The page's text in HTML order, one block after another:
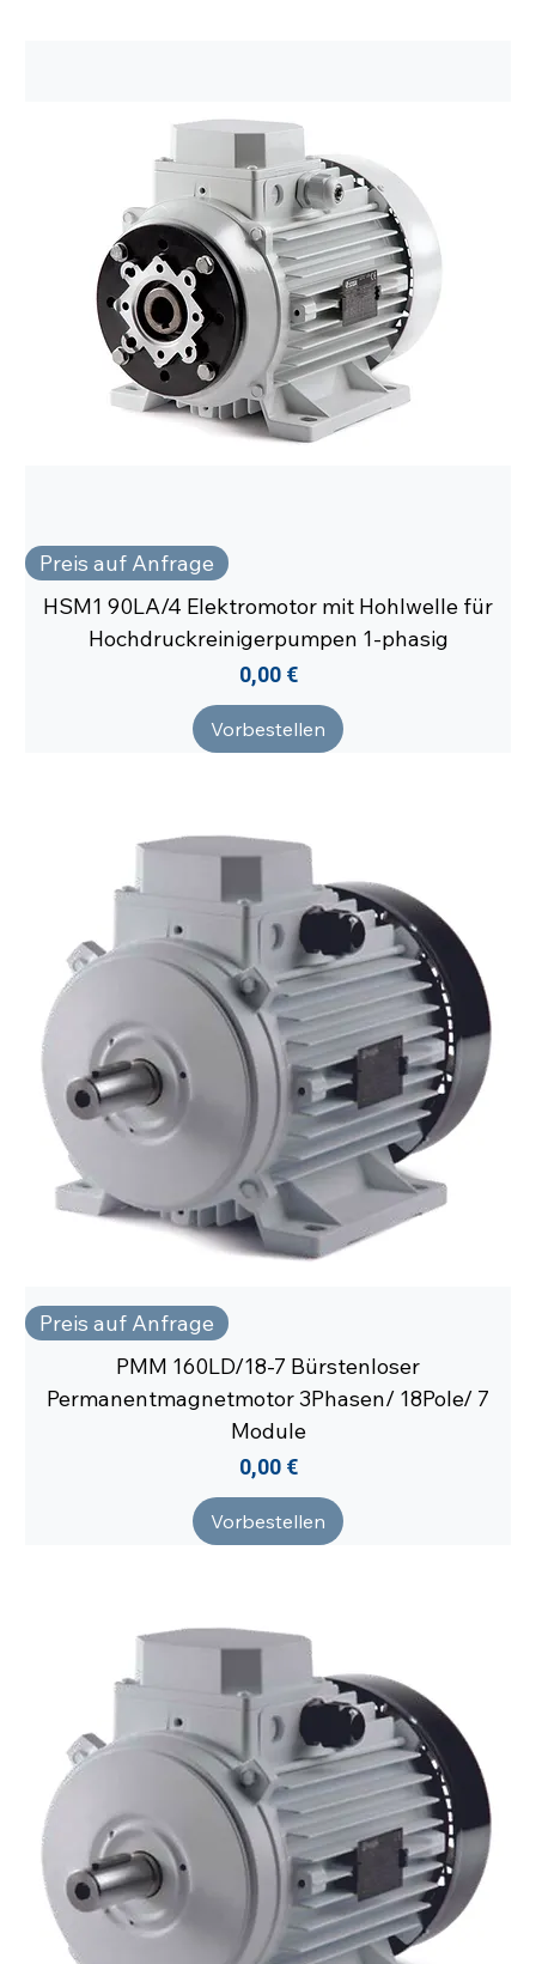
Preis auf Anfrage
HSM1 90LA/4 Elektromotor mit Hohlwelle für
Hochdruckreinigerpumpen 1-phasig
Preis
0,00 €
Vorbestellen
Preis auf Anfrage
PMM 160LD/18-7 Bürstenloser
Permanentmagnetmotor 3Phasen/ 18Pole/ 7
Module
Preis
0,00 €
Vorbestellen